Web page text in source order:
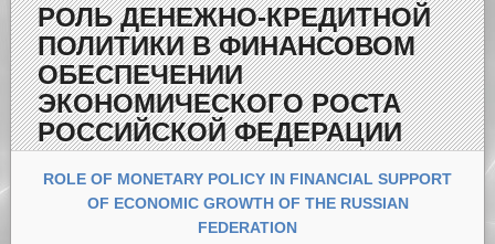
РОЛЬ ДЕНЕЖНО-КРЕДИТНОЙ
ПОЛИТИКИ В ФИНАНСОВОМ
ОБЕСПЕЧЕНИИ
ЭКОНОМИЧЕСКОГО РОСТА
РОССИЙСКОЙ ФЕДЕРАЦИИ
ROLE OF MONETARY POLICY IN FINANCIAL SUPPORT
OF ECONOMIC GROWTH OF THE RUSSIAN
FEDERATION